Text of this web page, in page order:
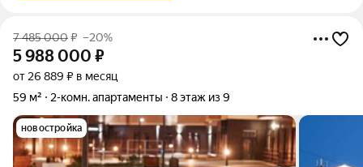
7 485 000₽ –20%
5 988 000 ₽
от 26 889 ₽ в месяц
59 м²
2-комн. апартаменты 8 этаж из 9
новостройка